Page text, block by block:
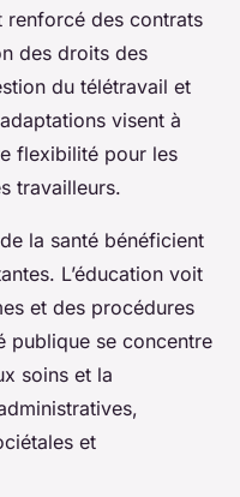
renforcé des contrats
des droits des
du télétravail et
visent à
flexibilité pour les
travailleurs.
la santé bénéficient
L’éducation voit
et des procédures
publique se concentre
soins et la
et